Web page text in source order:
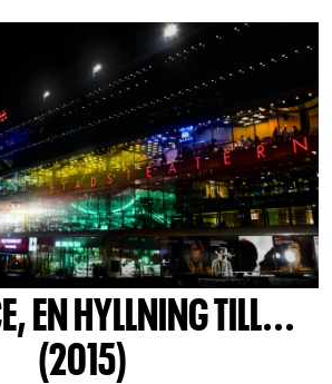
EN HYLLNING TILL...
(2015)